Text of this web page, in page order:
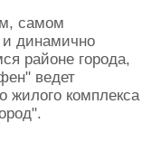
самом
динамично
районе города,
ведет
жилого комплекса